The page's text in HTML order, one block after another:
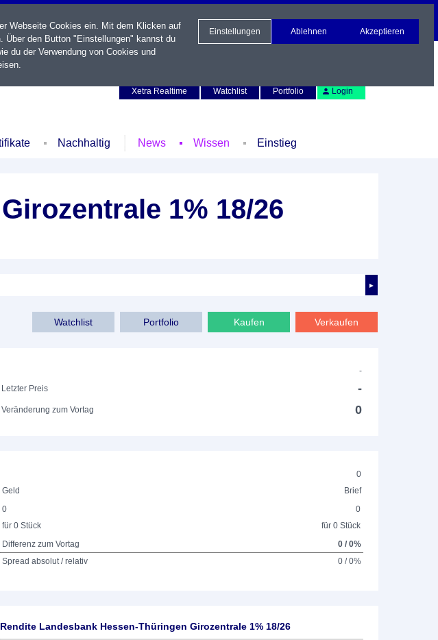
Xetra Realtime
Watchlist Portfolio Login
Nachhaltig News Wissen Einstieg
1% 18/26
►
Verkaufen
Kaufen
Portfolio
Watchlist
-
Letzter Preis
-
Veränderung zum Vortag 0
0
Geld
Brief
0
für 0 Stück
0
für 0 Stück
Differenz zum Vortag
0 / 0%
Spread absolut / relativ
0 / 0%
Rendite Landesbank Hessen-Thüringen Girozentrale 1% 18/26
Webseite Cookies ein. Mit dem Klicken auf
Über den Button "Einstellungen" kannst du
du der Verwendung von Cookies und
.
Einstellungen Ablehnen Akzeptieren